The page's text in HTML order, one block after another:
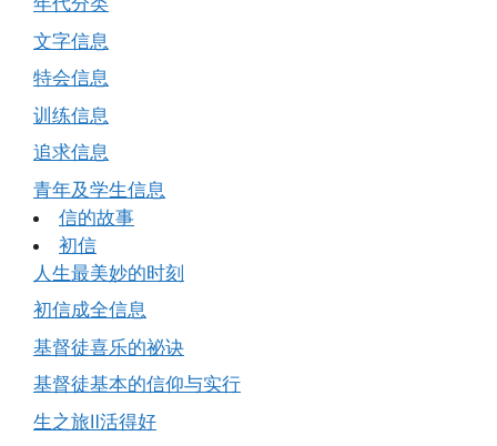
文字信息
特会信息
训练信息
追求信息
青年及学生信息
信的故事
初信
人生最美妙的时刻
初信成全信息
基督徒喜乐的祕诀
基督徒基本的信仰与实行
生之旅Ⅱ活得好